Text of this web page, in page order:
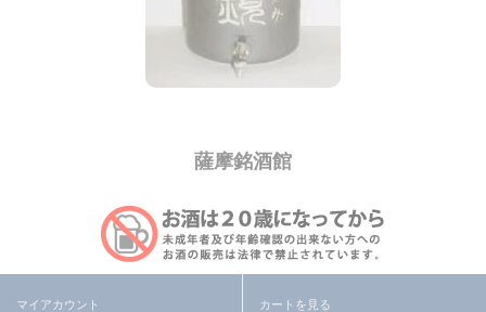
薩摩銘酒館
マイアカウント カートを見る